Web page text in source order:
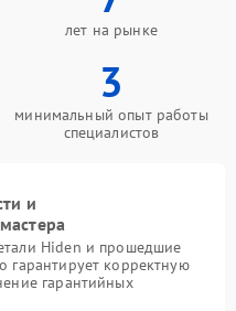
лет на рынке
3
минимальный опыт работы
специалистов
и
Hiden и прошедшие
гарантирует корректную
гарантийных